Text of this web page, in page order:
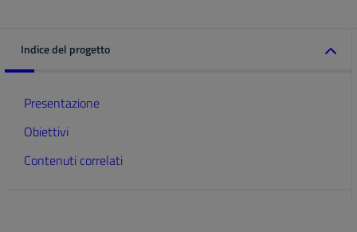
Indice del progetto
Presentazione
Obiettivi
Contenuti correlati